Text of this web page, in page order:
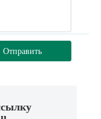
Отправить